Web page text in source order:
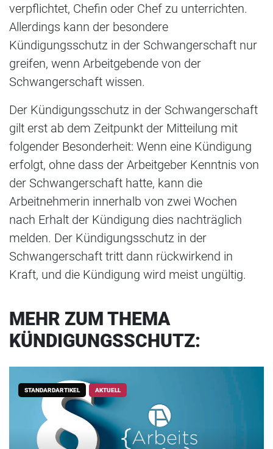
verpflichtet, Chefin oder Chef zu unterrichten.
Allerdings kann der besondere
Kündigungsschutz in der Schwangerschaft nur
greifen, wenn Arbeitgebende von der
Schwangerschaft wissen.
Der Kündigungsschutz in der Schwangerschaft
gilt erst ab dem Zeitpunkt der Mitteilung mit
folgender Besonderheit: Wenn eine Kündigung
erfolgt, ohne dass der Arbeitgeber Kenntnis von
der Schwangerschaft hatte, kann die
Arbeitnehmerin innerhalb von zwei Wochen
nach Erhalt der Kündigung dies nachträglich
melden. Der Kündigungsschutz in der
Schwangerschaft tritt dann rückwirkend in
Kraft, und die Kündigung wird meist ungültig.
MEHR ZUM THEMA
KÜNDIGUNGSSCHUTZ:
STANDARDARTIKEL AKTUELL